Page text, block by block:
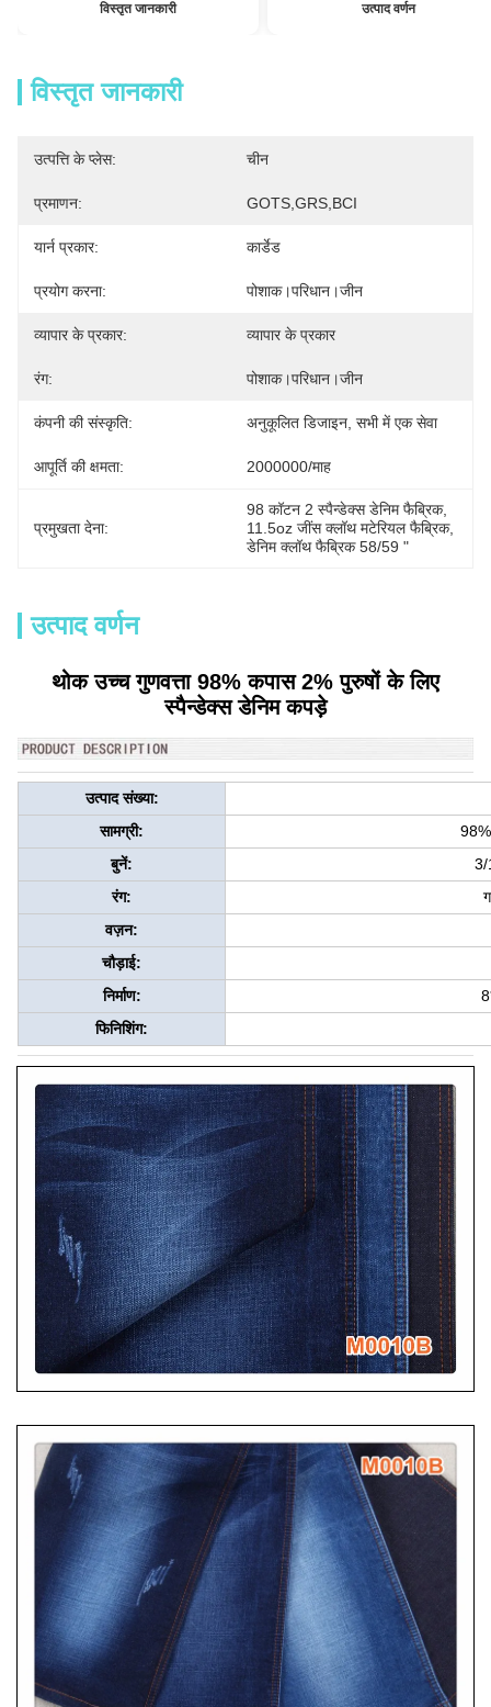
विस्तृत जानकारी उत्पाद वर्णन
विस्तृत जानकारी
उत्पत्ति के प्लेस: चीन
प्रमाणन: GOTS,GRS,BCI
यार्न प्रकार: कार्डेड
प्रयोग करना: पोशाक।परिधान।जीन
व्यापार के प्रकार: व्यापार के प्रकार
रंग: पोशाक।परिधान।जीन
कंपनी की संस्कृति: अनुकूलित डिजाइन, सभी में एक सेवा
आपूर्ति की क्षमता: 2000000/माह
प्रमुखता देना:
98 कॉटन 2 स्पैन्डेक्स डेनिम फैब्रिक,
11.5oz जींस क्लॉथ मटेरियल फैब्रिक
डेनिम क्लॉथ फैब्रिक 58/59 "
उत्पाद वर्णन
थोक उच्च गुणवत्ता 98% कपास 2% पुरुषों के लिए
स्पैन्डेक्स डेनिम कपड़े
उत्पाद संख्या:
सामग्री:
बुनें:
3/
रंग:
वज़न:
चौड़ाई:
निर्माण:
फिनिशिंग: